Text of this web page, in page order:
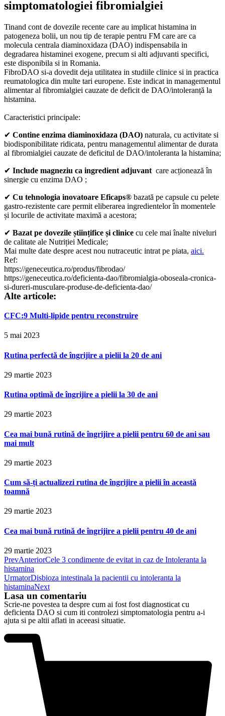
simptomatologiei fibromialgiei
Tinand cont de dovezile recente care au implicat histamina in
patogeneza bolii, un nou tip de terapie pentru FM care are ca
molecula centrala diaminoxidaza (DAO) indispensabila in
degradarea histaminei exogene, precum si alti adjuvanti specifici,
este disponibila si in Romania.
FibroDAO si-a dovedit deja utilitatea in studiile clinice si in practica
reumatologica din multe tari europene. Este indicat in managementul
alimentar al fibromialgiei cauzate de deficit de DAO/intoleranță la
histamina.
Caracteristici principale:
✔ Contine enzima diaminoxidaza (DAO) naturala, cu activitate si
biodisponibilitate ridicata, pentru managementul alimentar de durata
al fibromialgiei cauzate de deficitul de DAO/intoleranta la histamina;
✔ Include magneziu ca ingredient adjuvant care acționează în
sinergie cu enzima DAO ;
✔ Cu tehnologia inovatoare Eficaps® bazată pe capsule cu pelete
gastro-rezistente care permit eliberarea ingredientelor în momentele
și locurile de activitate maximă a acestora;
✔ Bazat pe dovezile științifice și clinice cu cele mai înalte niveluri
de calitate ale Nutriției Medicale;
Mai multe date despre acest nou nutraceutic intrat pe piata, aici.
Ref:
https://geneceutica.ro/produs/fibrodao/
https://geneceutica.ro/deficienta-dao/fibromialgia-oboseala-cronica-
si-dureri-musculare-produse-de-deficienta-dao/
Alte articole:
CFC:9 Multi-lipide pentru reconstruire
5 mai 2023
Rutina perfectă de îngrijire a pielii la 20 de ani
29 martie 2023
Rutina optimă de îngrijire a pielii la 30 de ani
29 martie 2023
Cea mai bună rutină de îngrijire a pielii pentru 60 de ani sau
mai mult
29 martie 2023
Cum să-ți actualizezi rutina de îngrijire a pielii în această
toamnă
29 martie 2023
Cea mai bună rutină de îngrijire a pielii pentru 40 de ani
29 martie 2023
PrevAnteriorCele 3 condimente de evitat in caz de Intoleranta la
histamina
UrmatorDisbioza intestinala la pacientii cu intoleranta la
histaminaNext
Lasa un comentariu
Scrie-ne povestea ta despre cum ai fost fost diagnosticat cu
deficienta DAO si cum iti controlezi simptomatologia pentru a-i
ajuta si pe altii aflati in aceeasi situatie.